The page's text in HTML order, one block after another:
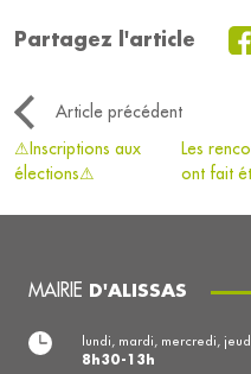
Partagez l'article
Article précédent
⚠Inscriptions aux
élections⚠
Les
ont fait
MAIRIE D'ALISSAS
lundi, mardi, mercredi,
8h30-13h